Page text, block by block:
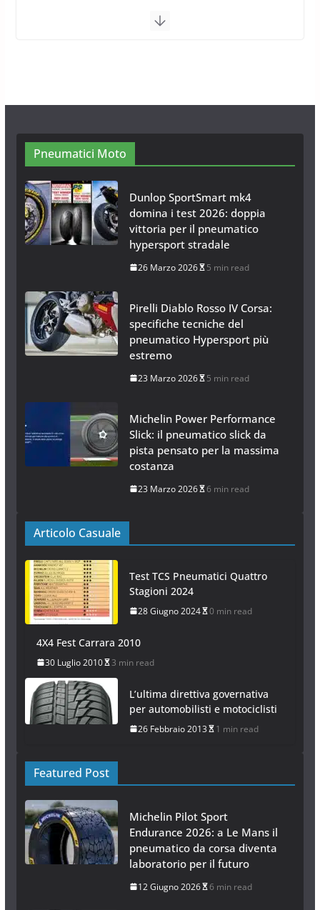
Calze da Neve per Auto 2025:
26 Gennaio 2017
Pneumatici Moto
Dunlop SportSmart mk4
domina i test 2026: doppia
vittoria per il pneumatico
hypersport stradale
26 Marzo 2026 5 min read
Pirelli Diablo Rosso IV Corsa:
specifiche tecniche del
pneumatico Hypersport più
estremo
23 Marzo 2026 5 min read
Michelin Power Performance
Slick: il pneumatico slick da
pista pensato per la massima
costanza
23 Marzo 2026 6 min read
Articolo Casuale
Test TCS Pneumatici Quattro
Stagioni 2024
28 Giugno 2024 0 min read
4X4 Fest Carrara 2010
30 Luglio 2010 3 min read
L’ultima direttiva governativa
per automobilisti e motociclisti
26 Febbraio 2013 1 min read
Featured Post
Michelin Pilot Sport
Endurance 2026: a Le Mans il
pneumatico da corsa diventa
laboratorio per il futuro
12 Giugno 2026 6 min read